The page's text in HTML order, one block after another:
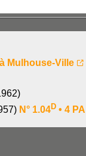
Mulhouse-Ville
N° 1.04D • 4